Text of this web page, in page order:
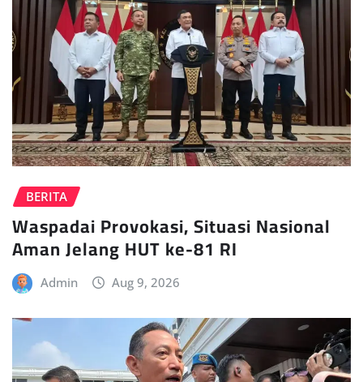
BERITA
Waspadai Provokasi, Situasi Nasional
Aman Jelang HUT ke-81 RI
Admin Aug 9, 2026